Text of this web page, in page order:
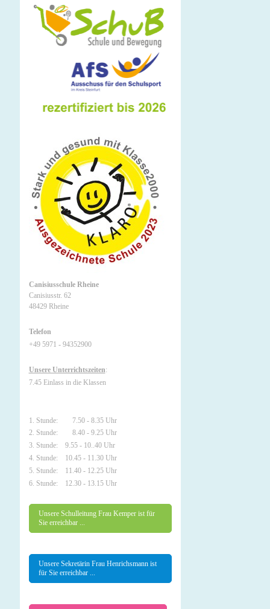
Canisiusschule Rheine
Canisiusstr. 62
48429 Rheine
Telefon
+49 5971 - 94352900
Unsere Unterrichtszeiten:
7.45 Einlass in die Klassen
1. Stunde: 7.50 - 8.35 Uhr
2. Stunde: 8.40 - 9.25 Uhr
3. Stunde: 9.55 - 10..40 Uhr
4. Stunde: 10.45 - 11.30 Uhr
5. Stunde: 11.40 - 12.25 Uhr
6. Stunde: 12.30 - 13.15 Uhr
Unsere Schulleitung Frau Kemper ist für
Sie erreichbar ...
Unsere Sekretärin Frau Henrichsmann ist
für Sie erreichbar ...